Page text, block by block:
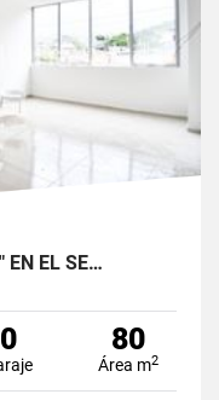
EN EL SE…
0 80
Área m2